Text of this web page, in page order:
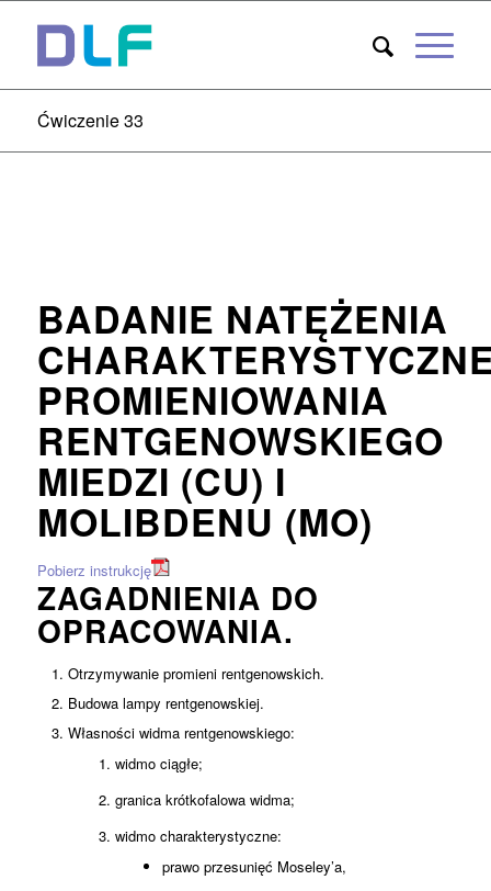
Ćwiczenie 33
BADANIE NATĘŻENIA
PROMIENIOWANIA
RENTGENOWSKIEGO
MIEDZI (CU) I
MOLIBDENU (MO)
Pobierz instrukcję
ZAGADNIENIA DO
OPRACOWANIA.
Otrzymywanie promieni rentgenowskich.
Budowa lampy rentgenowskiej.
Własności widma rentgenowskiego:
widmo ciągłe;
granica krótkofalowa widma;
widmo charakterystyczne:
prawo przesunięć Moseley’a,